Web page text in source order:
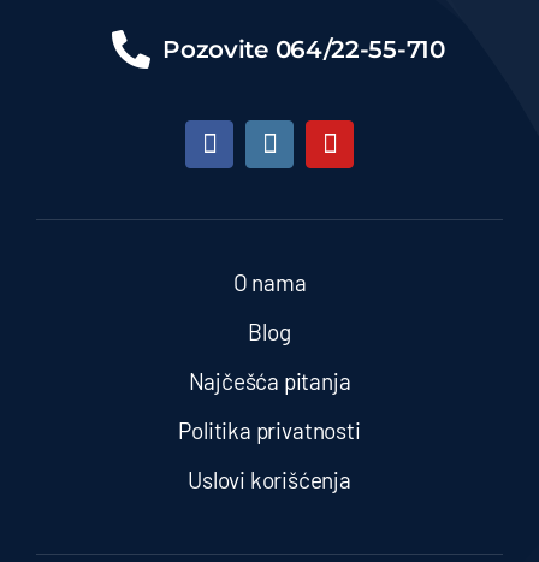
Pozovite 064/22-55-710
O nama
Blog
Najčešća pitanja
Politika privatnosti
Uslovi korišćenja